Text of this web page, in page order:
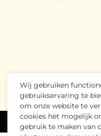
Wij gebruiken
gebruikservaring te
om onze website te
cookies het mogelijk
gebruik te maken van
Lucas